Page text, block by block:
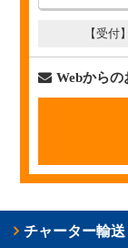
【受付
Webから
チャーター輸送